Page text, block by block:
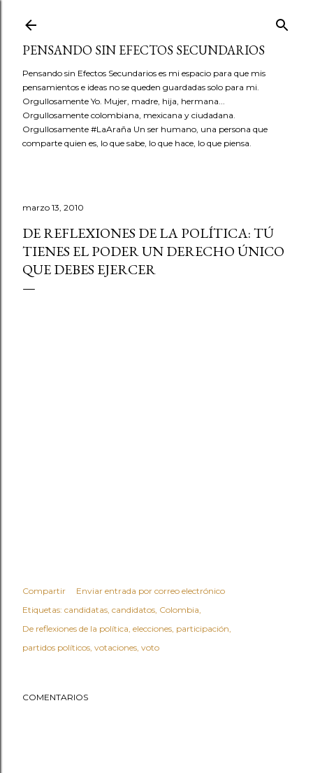
PENSANDO SIN EFECTOS SECUNDARIOS
Pensando sin Efectos Secundarios es mi espacio para que mis
pensamientos e ideas no se queden guardadas solo para mi.
Orgullosamente Yo. Mujer, madre, hija, hermana...
Orgullosamente colombiana, mexicana y ciudadana.
Orgullosamente #LaAraña Un ser humano, una persona que
comparte quien es, lo que sabe, lo que hace, lo que piensa.
marzo 13, 2010
DE REFLEXIONES DE LA POLÍTICA: TÚ
TIENES EL PODER UN DERECHO ÚNICO
QUE DEBES EJERCER
Compartir
Enviar entrada por correo electrónico
Etiquetas: candidatas candidatos Colombia
De reflexiones de la política elecciones participación
partidos políticos votaciones voto
COMENTARIOS